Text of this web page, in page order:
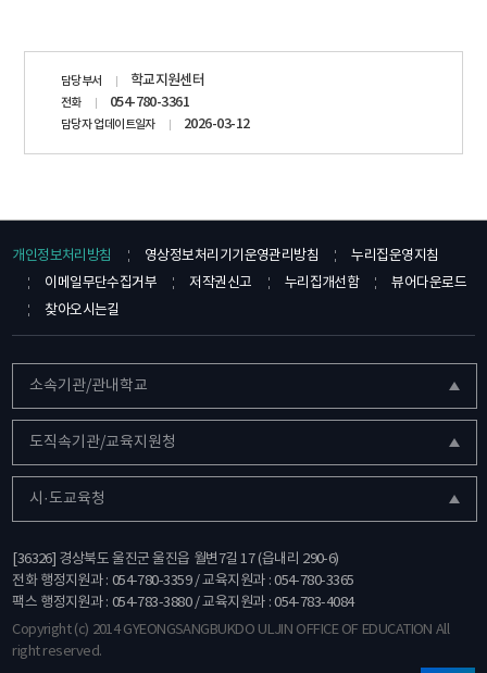
담당부서 학교지원센터
전화 054-780-3361
담당자 업데이트일자 2026-03-12
개인정보처리방침 영상정보처리기기운영관리방침
누리집운영지침
이메일무단수집거부
저작권신고 누리집개선함
뷰어다운로드
찾아오시는길
소속기관/관내학교
도직속기관/교육지원청
시·도교육청
[36326] 경상북도 울진군 울진읍 월변7길 17 (읍내리 290-6)
전화 행정지원과 : 054-780-3359 / 교육지원과 : 054-780-3365
팩스 행정지원과 : 054-783-3880 / 교육지원과 : 054-783-4084
Copyright (c) 2014 GYEONGSANGBUKDO ULJIN OFFICE OF EDUCATION All
right reserved.